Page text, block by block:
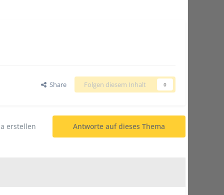
Share Folgen diesem Inhalt 0
Antworte auf dieses Thema
erstellen